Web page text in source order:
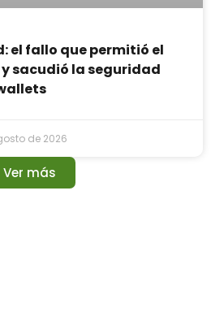
el fallo que permitió el
y sacudió la seguridad
de 2026
Ver más